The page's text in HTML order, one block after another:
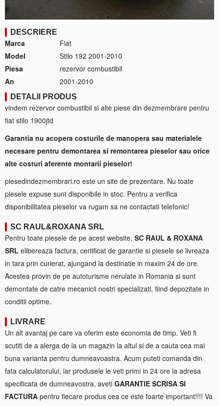
DESCRIERE
Marca
Fiat
Model
Stilo 192 2001-2010
Piesa
rezervor combustibil
An
2001-2010
DETALII PRODUS
vindem rezervor combustibil si alte piese din dezmembrare pentru
fiat stilo 1900jtd
Garantia nu acopera costurile de manopera sau materialele
necesare pentru demontarea si remontarea pieselor sau orice
alte costuri aferente montarii pieselor!
piesedindezmembrari.ro este un site de prezentare. Nu toate
piesele expuse sunt disponibile in stoc. Pentru a verifica
disponibilitatea pieselor va rugam sa ne contactati telefonic!
SC RAUL&ROXANA SRL
Pentru toate piesele de pe acest website, SC RAUL & ROXANA
SRL elibereaza factura, certificat de garantie si piesele se livreaza
in tara prin curierat, ajungand la destinatie in maxim 24 de ore.
Acestea provin de pe autoturisme nerulate in Romania si sunt
demontate de catre mecanicii nostri specializati, fiind depozitate in
conditii optime.
LIVRARE
Un alt avantaj pe care va oferim este economia de timp. Veti fi
scutiti de a alerga de la un magazin la altul si de a cauta cea mai
buna varianta pentru dumneavoastra. Acum puteti comanda din
fata calculatorului, iar produsele le veti primi in 24 ore la adresa
specificata de dumneavostra, aveti GARANTIE SCRISA SI
FACTURA pentru fiecare produs cea ce este foarte important!!!! Va